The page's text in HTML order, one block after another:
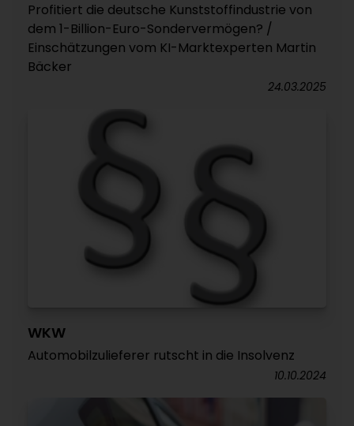
Profitiert die deutsche Kunststoffindustrie von
dem 1-Billion-Euro-Sondervermögen? /
Einschätzungen vom KI-Marktexperten Martin
Bäcker
24.03.2025
WKW
Automobilzulieferer rutscht in die Insolvenz
10.10.2024